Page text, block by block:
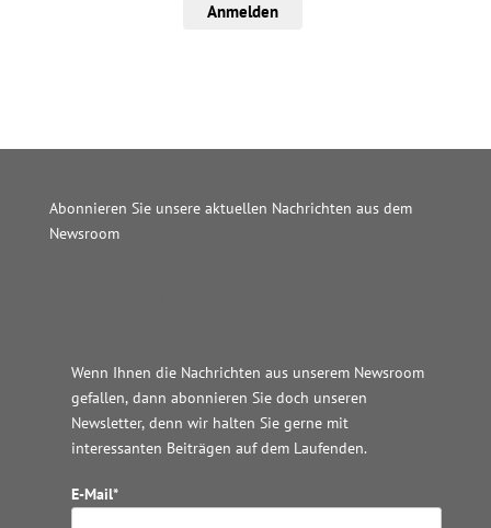
Anmelden
Abonnieren Sie unsere aktuellen Nachrichten aus dem
Newsroom
Wenn Ihnen die Nachrichten aus unserem Newsroom
gefallen, dann abonnieren Sie doch unseren
Newsletter, denn wir halten Sie gerne mit
interessanten Beiträgen auf dem Laufenden.
E-Mail*